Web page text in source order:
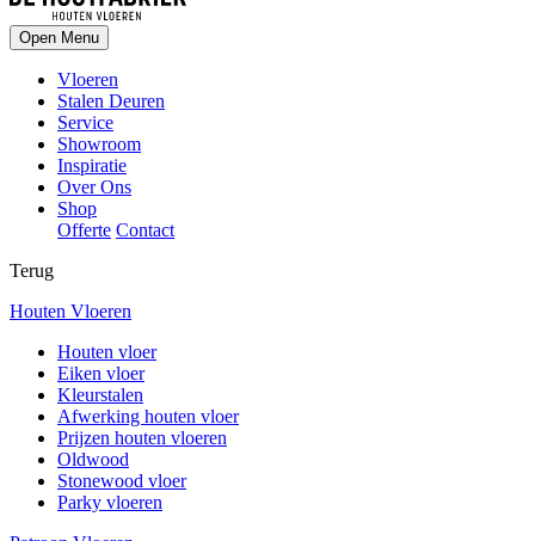
Open Menu
Vloeren
Stalen Deuren
Service
Showroom
Inspiratie
Over Ons
Shop
Offerte Contact
Terug
Houten Vloeren
Houten vloer
Eiken vloer
Kleurstalen
Afwerking houten vloer
Prijzen houten vloeren
Oldwood
Stonewood vloer
Parky vloeren